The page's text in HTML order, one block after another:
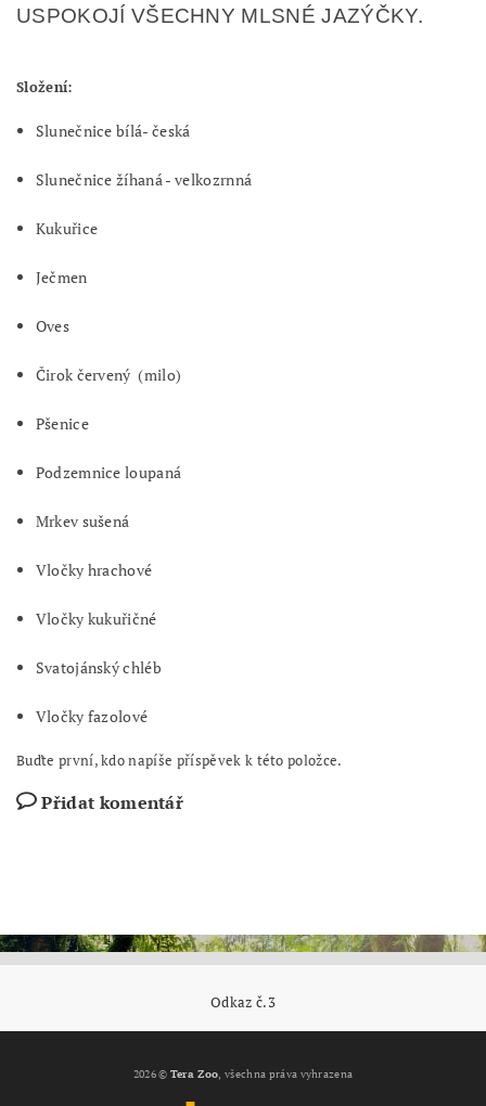
USPOKOJÍ VŠECHNY MLSNÉ JAZÝČKY.
Složení:
Slunečnice bílá- česká
Slunečnice žíhaná - velkozrnná
Kukuřice
Ječmen
Oves
Čirok červený (milo)
Pšenice
Podzemnice loupaná
Mrkev sušená
Vločky hrachové
Vločky kukuřičné
Svatojánský chléb
Vločky fazolové
Buďte první, kdo napíše příspěvek k této položce.
Přidat komentář
Odkaz č.3
2026 © Tera Zoo, všechna práva vyhrazena